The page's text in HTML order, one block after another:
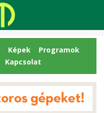
Képek
Programok
Kapcsolat